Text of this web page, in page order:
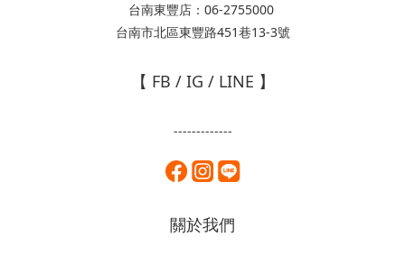
台南東豐店：06-2755000
台南市北區東豐路451巷13-3號
【 FB / IG / LINE 】
-------------
關於我們